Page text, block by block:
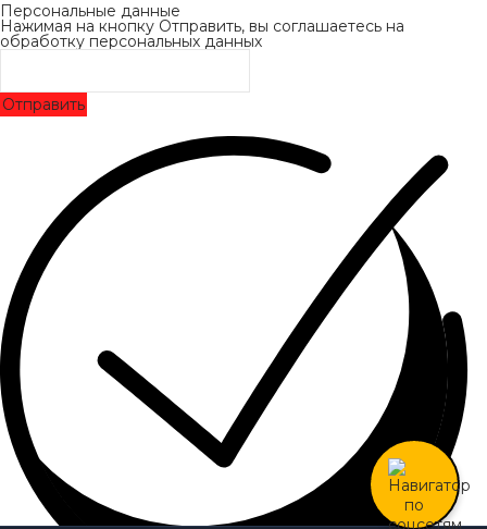
Персональные данные
Нажимая на кнопку Отправить, вы соглашаетесь на
обработку персональных данных
Отправить